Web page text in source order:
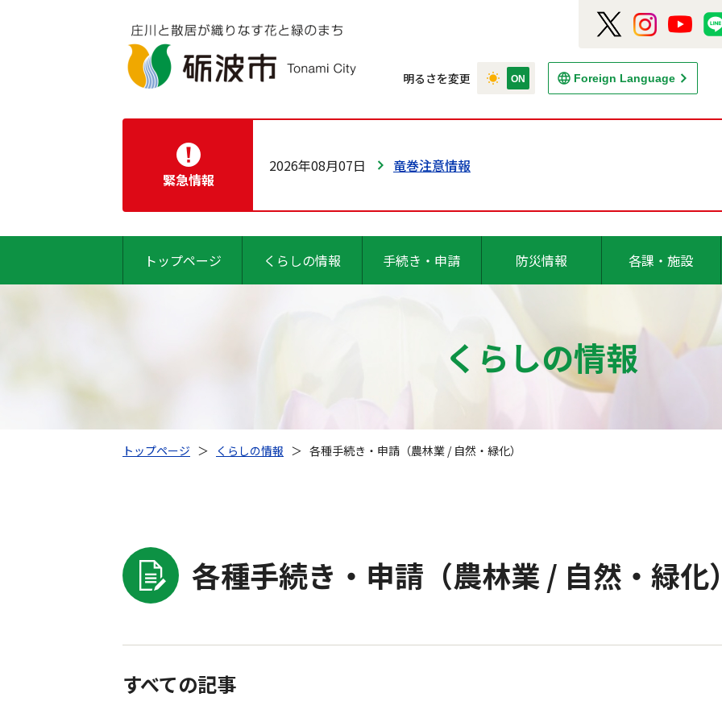
明るさを変更 Foreign Language
緊急情報
2026年08月07日 竜巻注意情報
トップページ くらしの情報 手続き・申請 防災情報 各課・施設
くらしの情報
トップページ ＞ くらしの情報 ＞ 各種手続き・申請（農林業 / 自然・緑化）
各種手続き・申請（農林業 / 自然・緑化
すべての記事